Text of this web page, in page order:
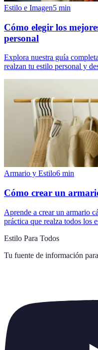
Estilo e Imagen5 min
Cómo elegir los
personal
Explora nuestra guía
realzan tu estilo personal y
Armario y Estilo6 min
Cómo crear un
Aprende a crear un armario
práctica que realza todos los
Estilo Para Todos
Tu fuente de información